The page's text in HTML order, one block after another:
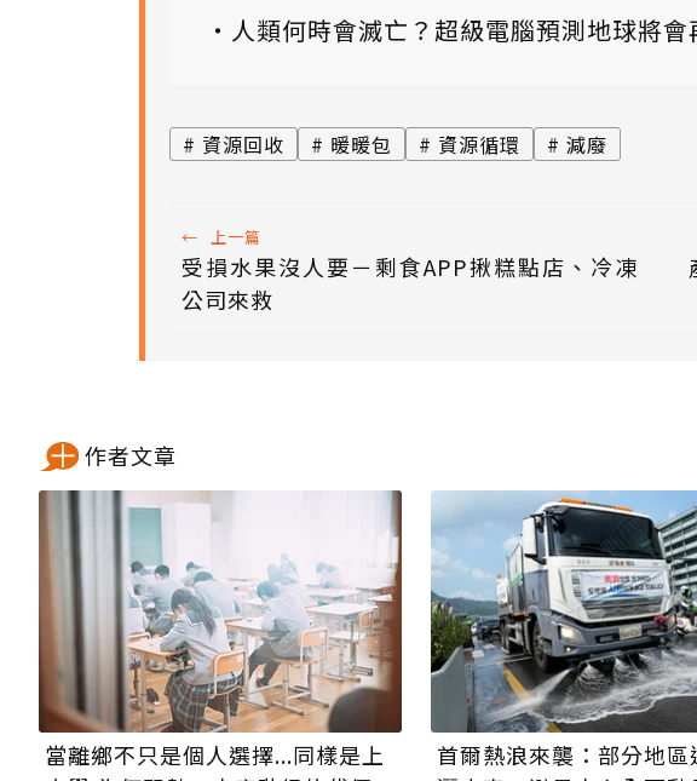
人類何時會滅亡？超級電腦預測地球將會
資源回收 暖暖包 資源循環 減廢
← 上一篇
受損水果沒人要－剩食APP揪糕點店、冷凍
公司來救
作者文章
當離鄉不只是個人選擇...同樣是上
首爾熱浪來襲：部分地區